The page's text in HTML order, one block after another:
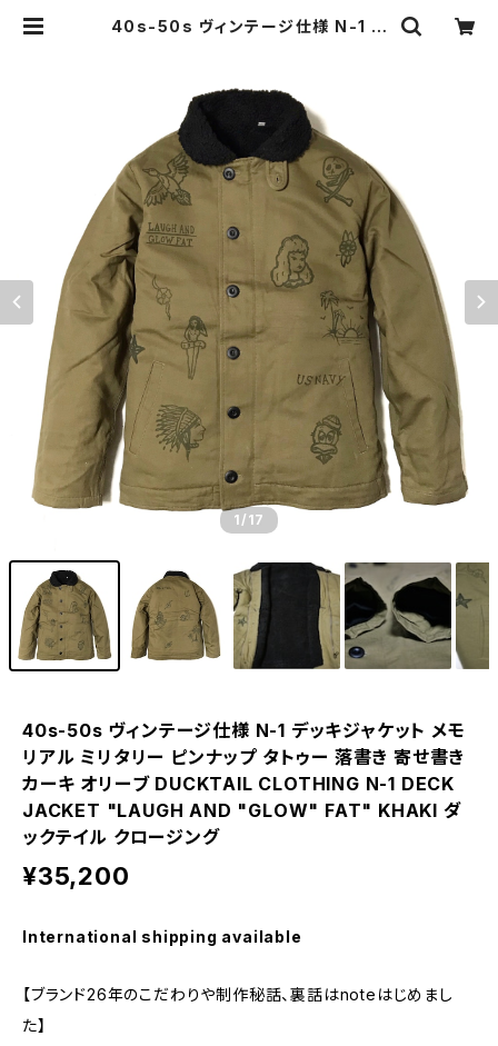
40s-50s ヴィンテージ仕様 N-1 デ
HING N-1 DECK JACKET "LAU
GH AND "GLOW" FAT" KHAKI
ダックテイル クロージング | THE D
UCKTAIL CLOTHING CO. ONLI
NE STORE
1 /17
40s-50s ヴィンテージ仕様 N-1 デッキジャケット メモ
リアル ミリタリー ピンナップ タトゥー 落書き 寄せ書き
カーキ オリーブ DUCKTAIL CLOTHING N-1 DECK
JACKET "LAUGH AND "GLOW" FAT" KHAKI ダ
ックテイル クロージング
¥35,200
International shipping available
【ブランド26年のこだわりや制作秘話、裏話はnoteはじめまし
た】